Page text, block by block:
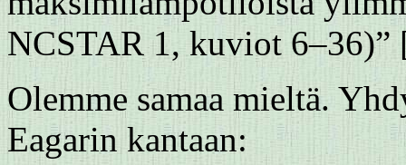
NCSTAR 1, kuviot 6–36)”
Olemme samaa mieltä.
Eagarin kantaan: